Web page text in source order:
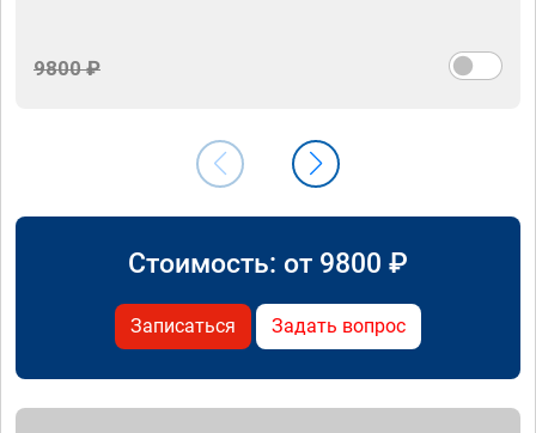
9800 ₽
Стоимость: от 9800 ₽
Записаться Задать вопрос